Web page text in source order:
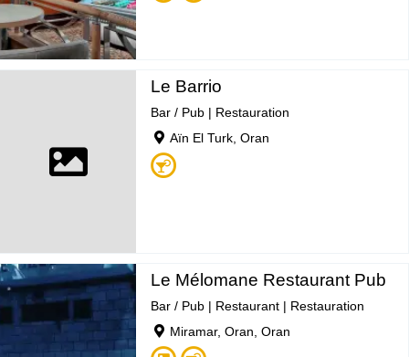
Le Barrio
Bar / Pub | Restauration
Aïn El Turk, Oran
Le Mélomane Restaurant Pub
Bar / Pub | Restaurant | Restauration
Miramar, Oran, Oran